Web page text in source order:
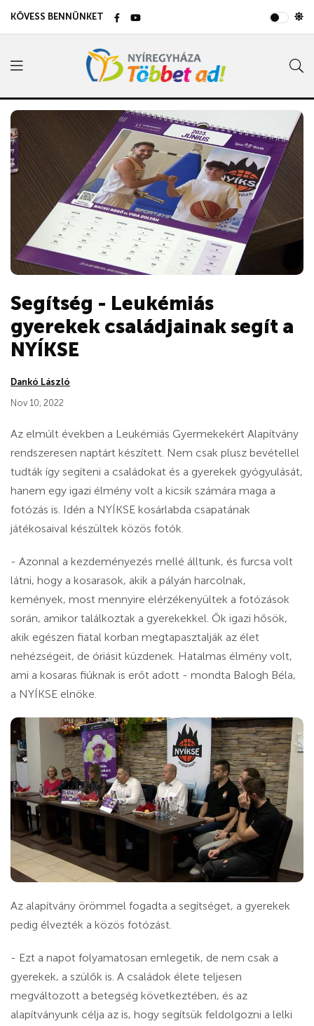
KÖVESS BENNÜNKET
Segítség - Leukémiás
gyerekek családjainak segít a
NYÍKSE
Dankó László
Nov 10, 2022
Az elmúlt években a Leukémiás Gyermekekért Alapítvány
rendszeresen naptárt készített. Nem csak plusz bevétellel
tudták így segíteni a családokat és a gyerekek gyógyulását,
hanem egy igazi élmény volt a kicsik számára maga a
fotózás is. Idén a NYÍKSE kosárlabda csapatának
játékosaival készültek közös fotók.
- Azonnal a kezdeményezés mellé álltunk, és furcsa volt
látni, hogy a kosarasok, akik a pályán harcolnak,
kemények, most mennyire elérzékenyültek a fotózások
során, amikor találkoztak a gyerekekkel. Ők igazi hősök,
akik egészen fiatal korban megtapasztalják az élet
nehézségeit, de óriásit küzdenek. Hatalmas élmény volt,
ami a kosaras fiúknak is erőt adott - mondta Balogh Béla,
a NYÍKSE elnöke.
Az alapítvány örömmel fogadta a segítséget, a gyerekek
pedig élvezték a közös fotózást.
- Ezt a napot folyamatosan emlegetik, de nem csak a
gyerekek, a szülők is. A családok élete teljesen
megváltozott a betegség következtében, és az
alapítványunk célja az is, hogy segítsük feldolgozni a lelki